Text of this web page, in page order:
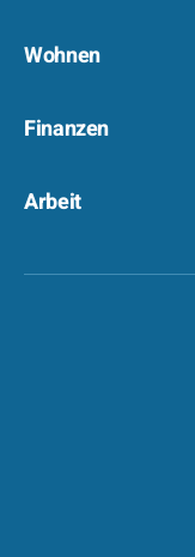
Wohnen
Finanzen
Arbeit